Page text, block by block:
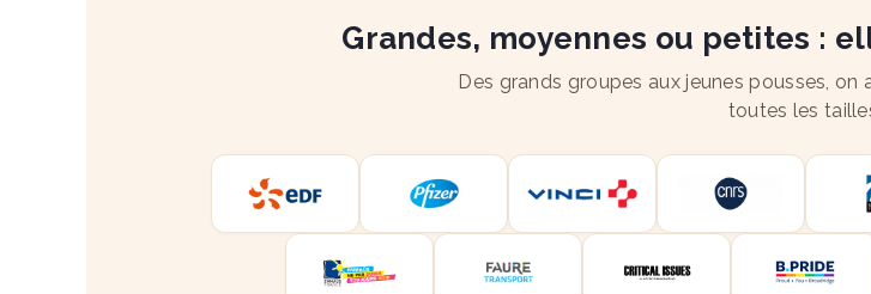
Grandes, moyennes ou petites :
Des grands groupes aux jeunes pousses,
toutes les